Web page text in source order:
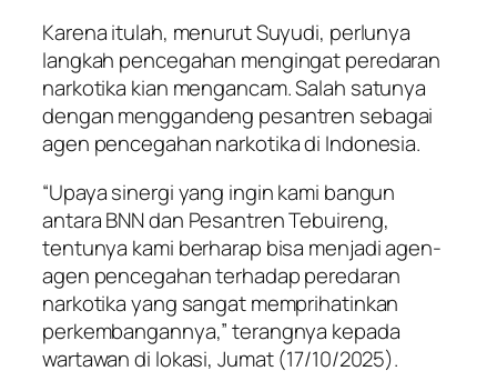
Karena itulah, menurut Suyudi, perlunya
langkah pencegahan mengingat peredaran
narkotika kian mengancam. Salah satunya
dengan menggandeng pesantren sebagai
agen pencegahan narkotika di Indonesia.
“Upaya sinergi yang ingin kami bangun
antara BNN dan Pesantren Tebuireng,
tentunya kami berharap bisa menjadi agen-
agen pencegahan terhadap peredaran
narkotika yang sangat memprihatinkan
perkembangannya,” terangnya kepada
wartawan di lokasi, Jumat (17/10/2025).